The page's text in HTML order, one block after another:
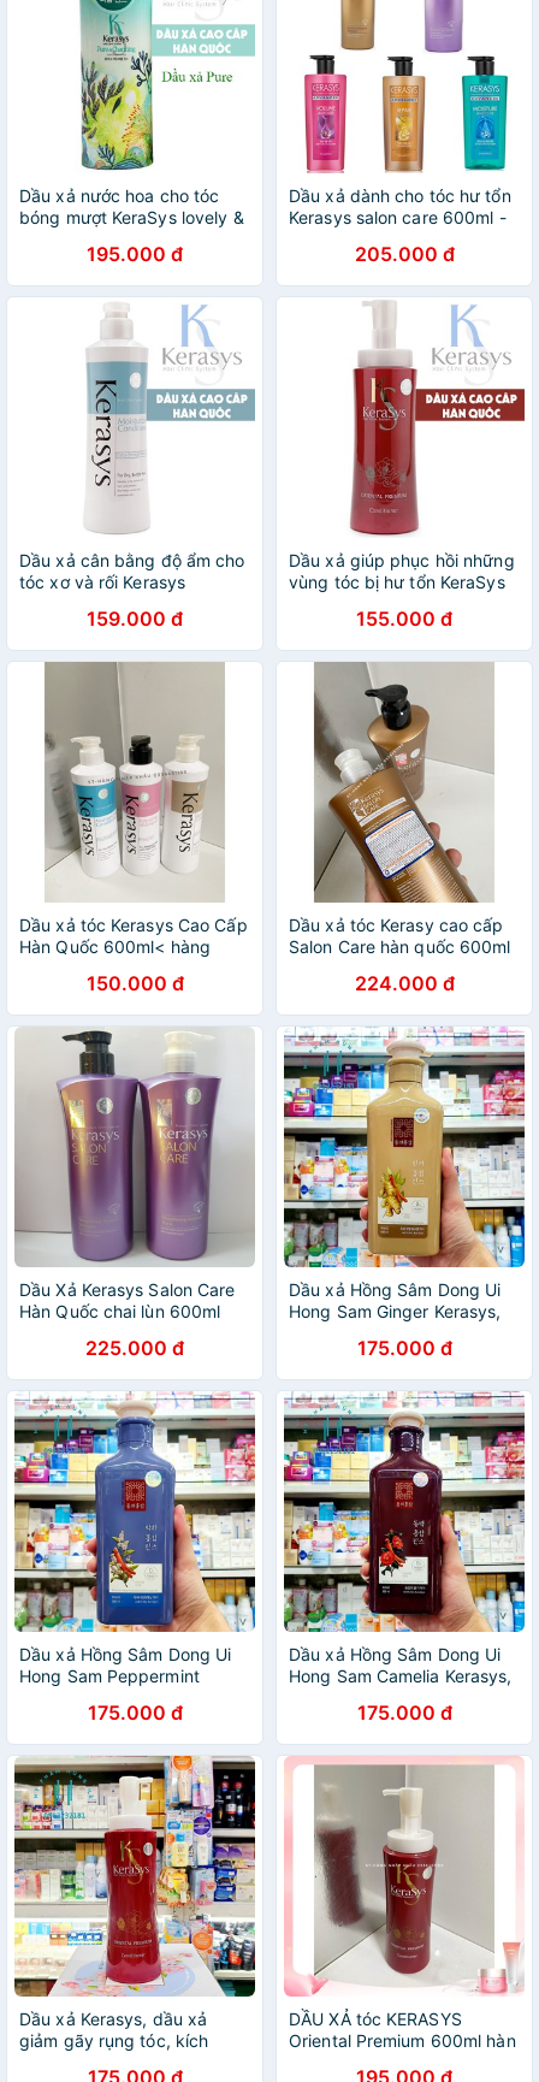
Dầu xả nước hoa cho tóc
bóng mượt KeraSys lovely &
Hàng Chính Hãng
195.000 đ
Dầu xả dành cho tóc hư tổn
Kerasys salon care 600ml -
205.000 đ
Dầu xả cân bằng độ ẩm cho
tóc xơ và rối Kerasys
159.000 đ
Dầu xả giúp phục hồi những
vùng tóc bị hư tổn KeraSys
155.000 đ
Dầu xả tóc Kerasys Cao Cấp
Hàn Quốc 600ml< hàng
150.000 đ
Dầu xả tóc Kerasy cao cấp
Salon Care hàn quốc 600ml
224.000 đ
Dầu Xả Kerasys Salon Care
Hàn Quốc chai lùn 600ml
225.000 đ
Dầu xả Hồng Sâm Dong Ui
Hong Sam Ginger Kerasys,
dầu 500ml175.000 đ
Dầu xả Hồng Sâm Dong Ui
Hong Sam Peppermint
ngừa rụng tóc, giảm gàu
ngứa 500ml
175.000 đ
Dầu xả Hồng Sâm Dong Ui
Hong Sam Camelia Kerasys,
tổn nặng 500ml
175.000 đ
Dầu xả Kerasys, dầu xả
giảm gãy rụng tóc, kích
175.000 đ
DẦU XẢ tóc KERASYS
Oriental Premium 600ml hàn
195.000 đ